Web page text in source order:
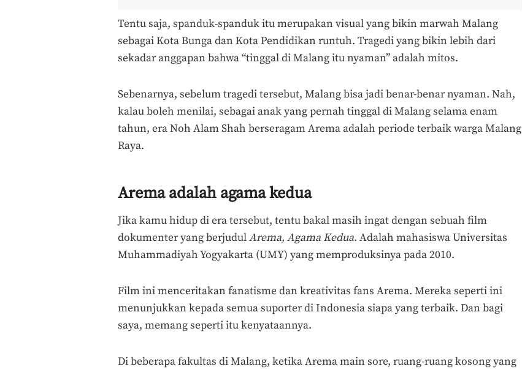
Tentu saja, spanduk-spanduk itu merupakan visual yang bikin marwah Malang
sebagai Kota Bunga dan Kota Pendidikan runtuh. Tragedi yang bikin lebih dari
sekadar anggapan bahwa “tinggal di Malang itu nyaman” adalah mitos.
Sebenarnya, sebelum tragedi tersebut, Malang bisa jadi benar-benar nyaman. Nah,
kalau boleh menilai, sebagai anak yang pernah tinggal di Malang selama enam
tahun, era Noh Alam Shah berseragam Arema adalah periode terbaik warga Malang
Raya.
Arema adalah agama kedua
Jika kamu hidup di era tersebut, tentu bakal masih ingat dengan sebuah film
dokumenter yang berjudulArema, Agama Kedua. Adalah mahasiswa Universitas
Muhammadiyah Yogyakarta (UMY) yang memproduksinya pada 2010.
Film ini menceritakan fanatisme dan kreativitas fans Arema. Mereka seperti ini
menunjukkan kepada semua suporter di Indonesia siapa yang terbaik. Dan bagi
saya, memang seperti itu kenyataannya.
Di beberapa fakultas di Malang, ketika Arema main sore, ruang-ruang kosong yang